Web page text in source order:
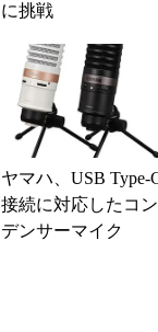
に挑戦
ヤマハ、USB Type-
接続に対応したコン
デンサーマイク